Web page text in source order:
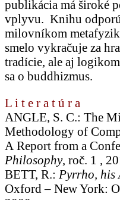
publikácia má široké
vplyvu. Knihu
milovníkom
smelo vykračuje za
tradície, ale aj
sa o buddhizmus.
L i t e r a t ú r a
ANGLE, S. C.: The
Methodology of
A Report from a
Philosophy, roč. 1 ,
BETT, R.: Pyrrho, his
Oxford – New York: